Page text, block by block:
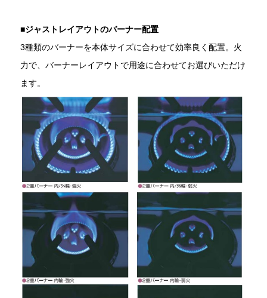
■ジャストレイアウトのバーナー配置
3種類のバーナーを本体サイズに合わせて効率良く配置。火
力で、バーナーレイアウトで用途に合わせてお選びいただけ
ます。